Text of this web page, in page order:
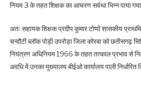
नियम 3 के तहत शिक्षक का आचरण सर्वथा भिन्न पाया
अतः सहायक शिक्षक प्रदीप कुमार टोप्पो शासकीय
चन्दौटी ब्लॉक पोड़ी उपरोड़ा जिला कोरबा को छतीसगढ़
नियंत्रण अधिनियम 1966 के तहत तत्काल प्रभाव से
अवधि में उनका मुख्यालय बीईओ कार्यालय पाली निर्धारित